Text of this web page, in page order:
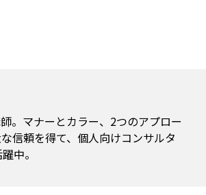
。マナーとカラー、2つのアプロー
信頼を得て、個人向けコンサルタ
中。